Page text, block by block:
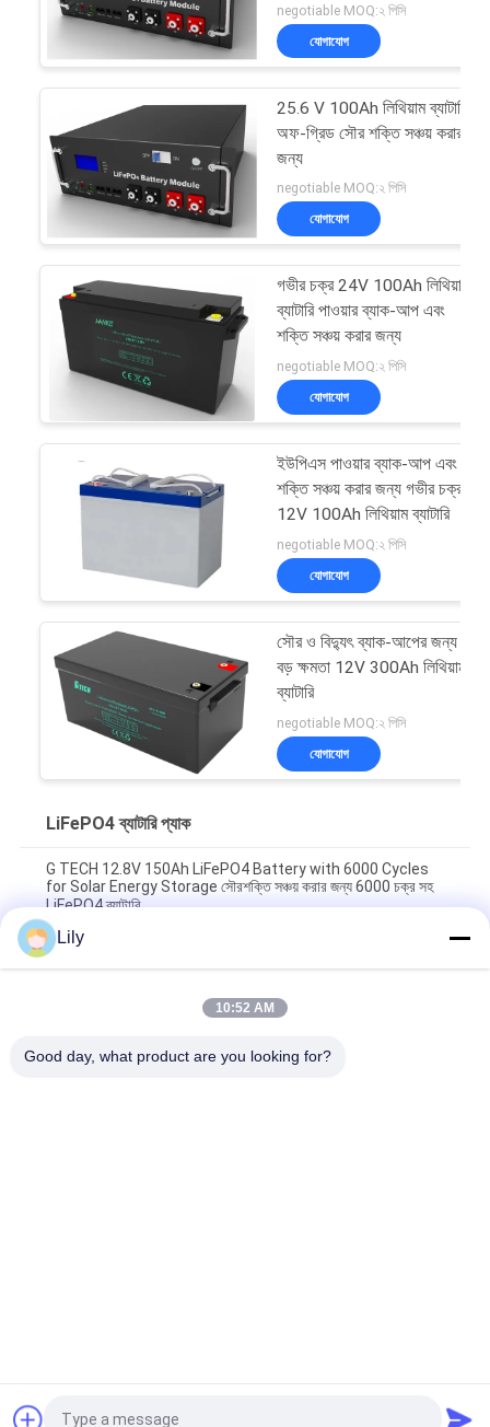
negotiable MOQ:২ পিসি
যোগাযোগ
25.6 V 100Ah লিথিয়াম ব্যাটারি
অফ-গ্রিড সৌর শক্তি সঞ্চয় করার
জন্য
negotiable MOQ:২ পিসি
যোগাযোগ
গভীর চক্র 24V 100Ah লিথিয়াম
ব্যাটারি পাওয়ার ব্যাক-আপ এবং
শক্তি সঞ্চয় করার জন্য
negotiable MOQ:২ পিসি
যোগাযোগ
ইউপিএস পাওয়ার ব্যাক-আপ এবং
শক্তি সঞ্চয় করার জন্য গভীর চক্র
12V 100Ah লিথিয়াম ব্যাটারি
negotiable MOQ:২ পিসি
যোগাযোগ
সৌর ও বিদ্যুৎ ব্যাক-আপের জন্য
বড় ক্ষমতা 12V 300Ah লিথিয়াম
ব্যাটারি
negotiable MOQ:২ পিসি
যোগাযোগ
LiFePO4 ব্যাটারি প্যাক
G TECH 12.8V 150Ah LiFePO4 Battery with 6000 Cycles
for Solar Energy Storage সৌরশক্তি সঞ্চয় করার জন্য 6000 চক্র সহ
LiFePO4 ব্যাটারি
G TECH 72V 30Ah LiFePO4 ব্যাটারি বৈদ্যুতিক সাইকেল এবং
ট্রাইসাইকেল জন্য 6000 চক্র জীবন সঙ্গে
G TECH 76.8V 100Ah LiFePO4 ব্যাটারি বৈদ্যুতিক সাইকেল এবং
Lily
10:52 AM
Good day, what product are you looking for?